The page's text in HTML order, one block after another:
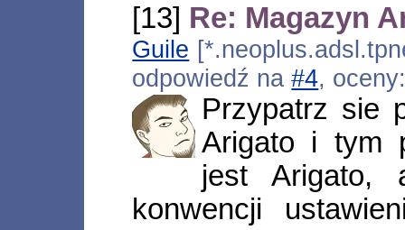
[13] Re: Magazyn
Guile
odpowiedź na#4,
Przypatrz sie
Arigato i tym
jest Arigato,
konwencji